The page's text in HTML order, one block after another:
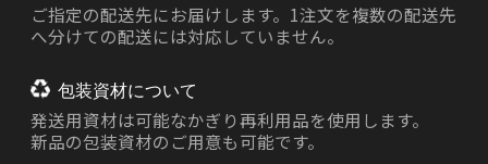
ご指定の配送先にお届けします。1注文を複数の配送先
へ分けての配送には対応していません。
包装資材について
発送用資材は可能なかぎり再利用品を使用します。
新品の包装資材のご用意も可能です。